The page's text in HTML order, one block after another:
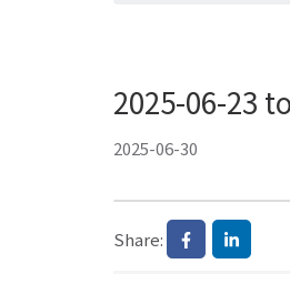
2025-06-23
2025-06-30
Share: